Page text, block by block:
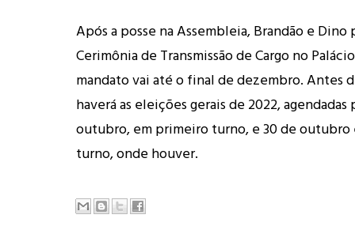
Após a posse na Assembleia, Brandão e
Cerimônia de Transmissão de Cargo no
mandato vai até o final de dezembro. Antes
haverá as eleições gerais de 2022, agendadas
outubro, em primeiro turno, e 30 de outubro
turno, onde houver.